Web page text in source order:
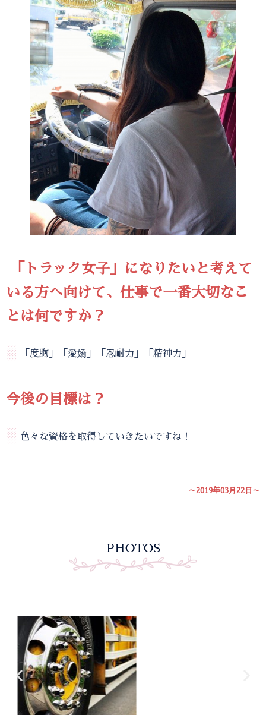
「トラック女子」になりたいと考えて
いる方へ向けて、仕事で一番大切なこ
とは何ですか？
░ 「度胸」「愛嬌」「忍耐力」「精神力」
今後の目標は？
░ 色々な資格を取得していきたいですね！
～2019年03月22日～
PHOTOS